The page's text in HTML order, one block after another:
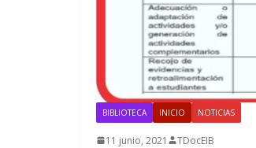
BIBLIOTECA INICIO NOTICIAS
11 junio, 2021 TDocEIB